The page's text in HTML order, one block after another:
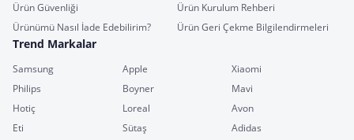
Ürün Güvenliği
Ürün Kurulum Rehberi
Ürünümü Nasıl İade Edebilirim?
Ürün Geri Çekme Bilgilendirmeleri
Trend Markalar
Samsung Apple
Xiaomi
Philips
Boyner
Mavi
Hotiç
Loreal
Avon
Eti
Sütaş
Adidas